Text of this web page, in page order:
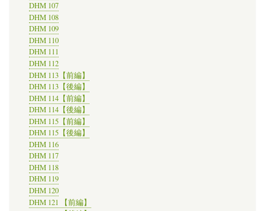
DHM 107
DHM 108
DHM 109
DHM 110
DHM 111
DHM 112
DHM 113【前編】
DHM 113【後編】
DHM 114【前編】
DHM 114【後編】
DHM 115【前編】
DHM 115【後編】
DHM 116
DHM 117
DHM 118
DHM 119
DHM 120
DHM 121 【前編】